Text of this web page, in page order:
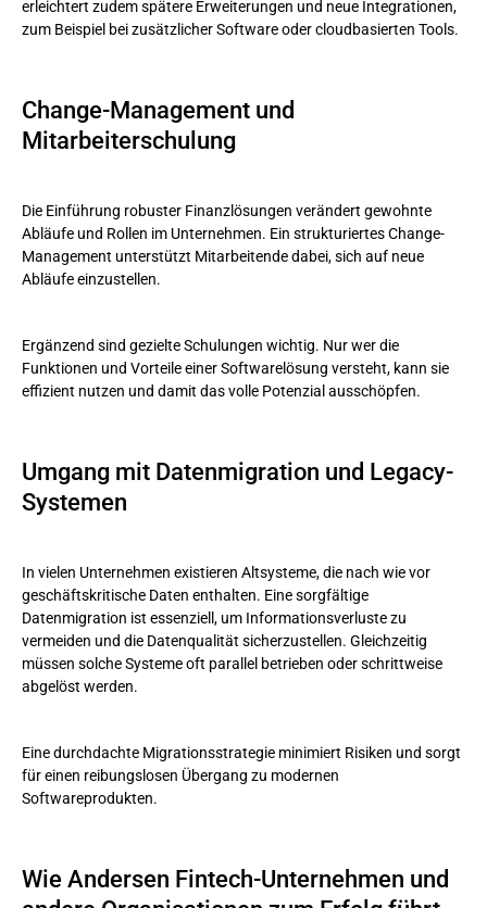
erleichtert zudem spätere Erweiterungen und neue Integrationen,
zum Beispiel bei zusätzlicher Software oder cloudbasierten Tools.
Change-Management und
Mitarbeiterschulung
Die Einführung robuster Finanzlösungen verändert gewohnte
Abläufe und Rollen im Unternehmen. Ein strukturiertes Change-
Management unterstützt Mitarbeitende dabei, sich auf neue
Abläufe einzustellen.
Ergänzend sind gezielte Schulungen wichtig. Nur wer die
Funktionen und Vorteile einer Softwarelösung versteht, kann sie
effizient nutzen und damit das volle Potenzial ausschöpfen.
Umgang mit Datenmigration und Legacy-
Systemen
In vielen Unternehmen existieren Altsysteme, die nach wie vor
geschäftskritische Daten enthalten. Eine sorgfältige
Datenmigration ist essenziell, um Informationsverluste zu
vermeiden und die Datenqualität sicherzustellen. Gleichzeitig
müssen solche Systeme oft parallel betrieben oder schrittweise
abgelöst werden.
Eine durchdachte Migrationsstrategie minimiert Risiken und sorgt
für einen reibungslosen Übergang zu modernen
Softwareprodukten.
Wie Andersen Fintech-Unternehmen und